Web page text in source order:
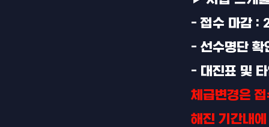
- 접수 마감 :
- 선수명단 확
- 대진표 및
체급변경은
해진 기간내